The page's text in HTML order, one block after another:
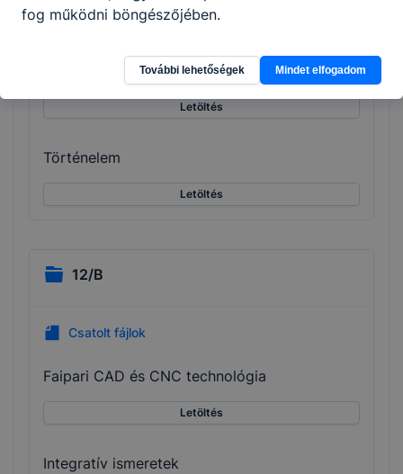
Letöltés
Magyar nyelv és irodalom
Letöltés
Történelem
Letöltés
12/B
Csatolt fájlok
Faipari CAD és CNC technológia
Letöltés
Integratív ismeretek
fog működni böngészőjében.
További lehetőségek Mindet elfogadom